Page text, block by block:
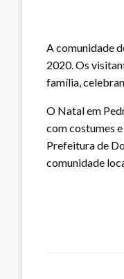
A comunidade
2020. Os
família,
O Natal em
com costumes
Prefeitura de
comunidade